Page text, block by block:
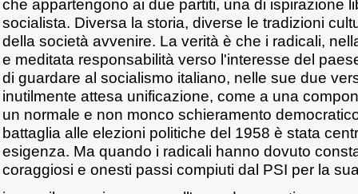
che appartengono ai due partiti, una di ispirazione
socialista. Diversa la storia, diverse le tradizioni
della società avvenire. La verità è che i radicali,
e meditata responsabilità verso l'interesse del
di guardare al socialismo italiano, nelle sue due
inutilmente attesa unificazione, come a una
un normale e non monco schieramento
battaglia alle elezioni politiche del 1958 è stata
esigenza. Ma quando i radicali hanno dovuto
coraggiosi e onesti passi compiuti dal PSI per la